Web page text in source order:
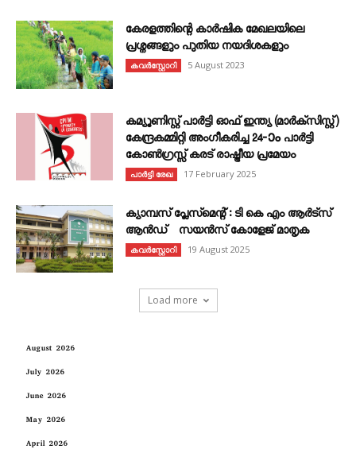
കേരളത്തിന്റെ കാർഷിക മേഖലയിലെ
പ്രശ്നങ്ങളും പുതിയ നയദിശകളും
കവര്‍സ്റ്റോറി 5 August 2023
കമ്യൂണിസ്റ്റ് പാർട്ടി ഓഫ് ഇന്ത്യ (മാർക്സിസ്റ്റ്)
കേന്ദ്രകമ്മിറ്റി അംഗീകരിച്ച 24‐ാം പാർട്ടി
കോൺഗ്രസ്സ് കരട് രാഷ്ട്രീയ പ്രമേയം
പാർട്ടി രേഖ 17 February 2025
ക്യാമ്പസ് പ്ലേസ്മെന്റ് : ടി കെ എം ആർട്സ്
ആൻഡ് സയൻസ് കോളേജ് മാതൃക
കവര്‍സ്റ്റോറി 19 August 2025
Load more
August 2026
July 2026
June 2026
May 2026
April 2026